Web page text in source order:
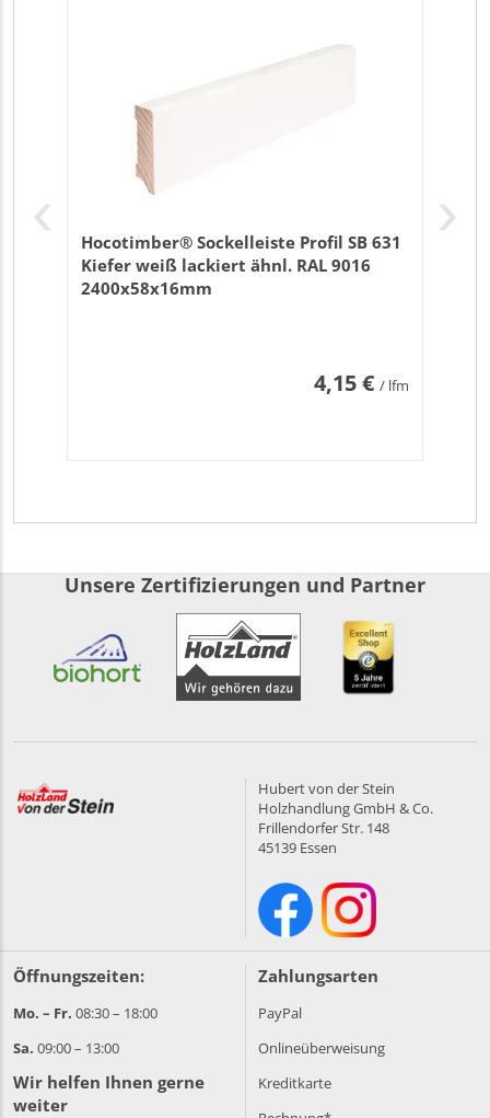
Hocotimber® Sockelleiste Profil SB 631
Kiefer weiß lackiert ähnl. RAL 9016
2400x58x16mm
4,15 € / lfm
Unsere Zertifizierungen und Partner
Hubert von der Stein
Holzhandlung GmbH & Co.
Frillendorfer Str. 148
45139 Essen
Öffnungszeiten:
Mo. – Fr. 08:30 – 18:00
Sa. 09:00 – 13:00
Wir helfen Ihnen gerne
weiter
Zahlungsarten
PayPal
Onlineüberweisung
Kreditkarte